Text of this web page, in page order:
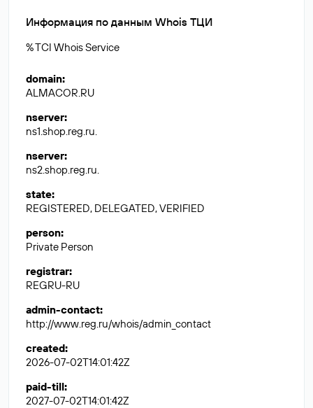
Информация по данным Whois ТЦИ
% TCI Whois Service
domain:
ALMACOR.RU
nserver:
ns1.shop.reg.ru.
nserver:
ns2.shop.reg.ru.
state:
REGISTERED, DELEGATED, VERIFIED
person:
Private Person
registrar:
REGRU-RU
admin-contact:
http://www.reg.ru/whois/admin_contact
created:
2026-07-02T14:01:42Z
paid-till:
2027-07-02T14:01:42Z